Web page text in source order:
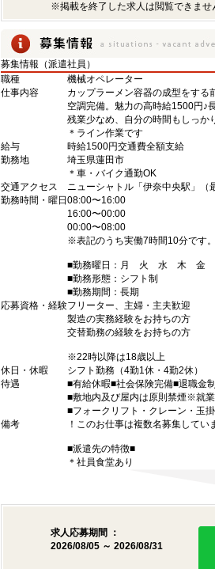
※掲載を終了した求人は閲覧できませ
募集情報（派遣社員）
職種
機械オペレーター
仕事内容
カップラーメン容器の成型をす
空調完備。魅力の高時給1500円♪
残業少なめ、自分の時間もしっか
＊ライン作業です
給与
時給1500円交通費全額支給
勤務地
埼玉県蓮田市
＊車・バイク通勤OK
交通アクセス
ニューシャトル「伊奈中央駅」（
勤務時間・曜日 08:00〜16:00
16:00〜00:00
00:00〜08:00
※表記のうち実働7時間10分です。
■勤務曜日：月 火 水 木
■勤務形態：シフト制
■勤務期間：長期
応募資格・経験フリーター、主婦・主夫歓迎
製造の実務経験をお持ちの方
交替勤務の経験をお持ちの方
※22時以降は18歳以上
休日・休暇
シフト勤務（4勤1休・4勤2休）
待遇
■有給休暇■社会保険完備■退職金
■敷地内及び屋内は原則禁煙※就
■フォークリフト・クレーン・玉
備考
！このお仕事は複数名募集してい
■派遣先の特徴■
＊社員食堂あり
求人応募期間 ：
2026/08/05 ～ 2026/08/31